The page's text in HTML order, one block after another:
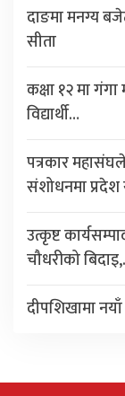
दाङमा मनग्य
सीता
कक्षा १२ मा गंगा
विद्यार्थी…
पत्रकार महासंघले
संशोधनमा
उत्कृष्ट
चौधरीको
दीपशिखामा